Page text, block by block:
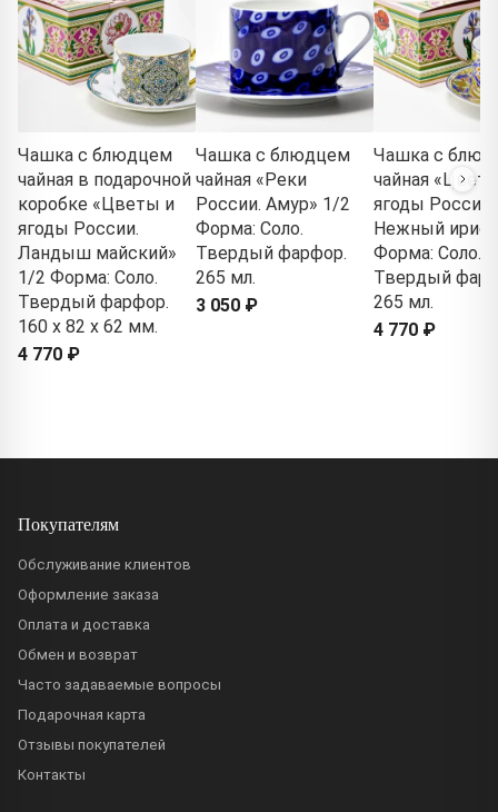
Чашка с блюдцем
чайная в подарочной
коробке «Цветы и
ягоды России.
Ландыш майский»
1/2 Форма: Соло.
Твердый фарфор.
160 x 82 x 62 мм.
4 770 ₽
Чашка с блюдцем
чайная «Реки
России. Амур» 1/2
Форма: Соло.
Твердый фарфор.
265 мл.
3 050 ₽
Чашка с
чайная
ягоды России.
Нежный
Форма: Соло.
Твердый
265 мл.
4 770 ₽
Покупателям
Обслуживание клиентов
Оформление заказа
Оплата и доставка
Обмен и возврат
Часто задаваемые вопросы
Подарочная карта
Отзывы покупателей
Контакты